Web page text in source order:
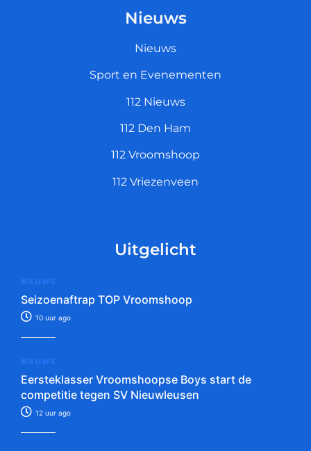
Nieuws
Nieuws
Sport en Evenementen
112 Nieuws
112 Den Ham
112 Vroomshoop
112 Vriezenveen
Uitgelicht
NIEUWS
Seizoenaftrap TOP Vroomshoop
10 uur ago
NIEUWS
Eersteklasser Vroomshoopse Boys start de
competitie tegen SV Nieuwleusen
12 uur ago